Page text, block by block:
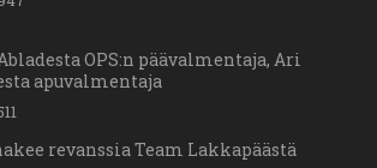
OPS:n päävalmentaja, Ari
apuvalmentaja
revanssia Team Lakkapäästä